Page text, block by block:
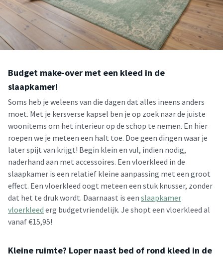
Budget make-over met een kleed in de
slaapkamer!
Soms heb je weleens van die dagen dat alles ineens anders
moet. Met je kersverse kapsel ben je op zoek naar de juiste
woonitems om het interieur op de schop te nemen. En hier
roepen we je meteen een halt toe. Doe geen dingen waar je
later spijt van krijgt! Begin klein en vul, indien nodig,
naderhand aan met accessoires. Een vloerkleed in de
slaapkamer is een relatief kleine aanpassing met een groot
effect. Een vloerkleed oogt meteen een stuk knusser, zonder
dat het te druk wordt. Daarnaast is een slaapkamer
vloerkleed erg budgetvriendelijk. Je shopt een vloerkleed al
vanaf €15,95!
Kleine ruimte? Loper naast bed of rond kleed in de